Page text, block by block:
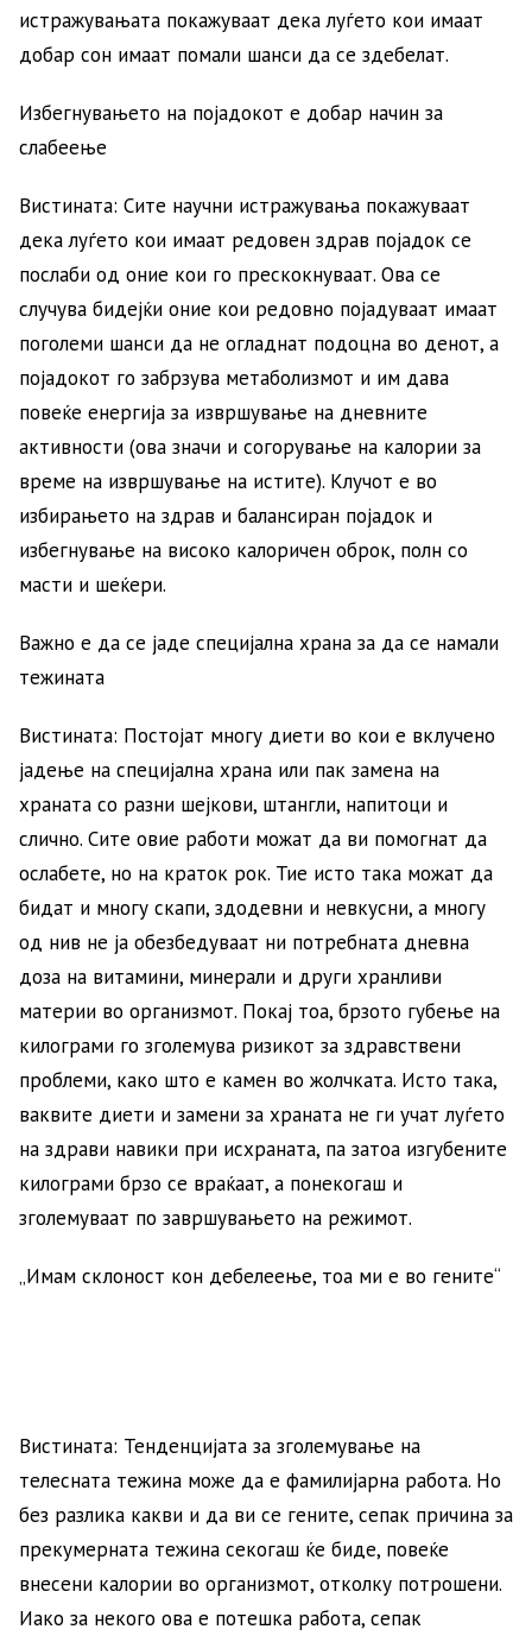
истражувањата покажуваат дека луѓето кои имаат
добар сон имаат помали шанси да се здебелат.
Избегнувањето на појадокот е добар начин за
слабеење
Вистината: Сите научни истражувања покажуваат
дека луѓето кои имаат редовен здрав појадок се
послаби од оние кои го прескокнуваат. Ова се
случува бидејќи оние кои редовно појадуваат имаат
поголеми шанси да не огладнат подоцна во денот, а
појадокот го забрзува метаболизмот и им дава
повеќе енергија за извршување на дневните
активности (ова значи и согорување на калории за
време на извршување на истите). Клучот е во
избирањето на здрав и балансиран појадок и
избегнување на високо калоричен оброк, полн со
масти и шеќери.
Важно е да се јаде специјална храна за да се намали
тежината
Вистината: Постојат многу диети во кои е вклучено
јадење на специјална храна или пак замена на
храната со разни шејкови, штангли, напитоци и
слично. Сите овие работи можат да ви помогнат да
ослабете, но на краток рок. Тие исто така можат да
бидат и многу скапи, здодевни и невкусни, а многу
од нив не ја обезбедуваат ни потребната дневна
доза на витамини, минерали и други хранливи
материи во организмот. Покај тоа, брзото губење на
килограми го зголемува ризикот за здравствени
проблеми, како што е камен во жолчката. Исто така,
ваквите диети и замени за храната не ги учат луѓето
на здрави навики при исхраната, па затоа изгубените
килограми брзо се враќаат, а понекогаш и
зголемуваат по завршувањето на режимот.
„Имам склоност кон дебелеење, тоа ми е во гените“
Вистината: Тенденцијата за зголемување на
телесната тежина може да е фамилијарна работа. Но
без разлика какви и да ви се гените, сепак причина за
прекумерната тежина секогаш ќе биде, повеќе
внесени калории во организмот, отколку потрошени.
Иако за некого ова е потешка работа, сепак